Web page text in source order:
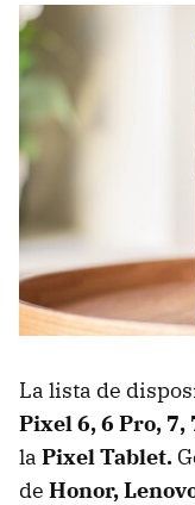
La lista de
Pixel 6, 6 Pro, 7,
la Pixel Tablet.
de Honor,